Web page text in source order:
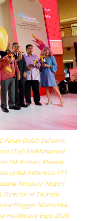
Farah Delah Suhaimi,
Shah BinMohamad,
Nik Azman, Maskot
Untuk Indonesia YTY
Kerajaan Negeri
Director of Tourism
Marischka
Healthcare Expo 2020